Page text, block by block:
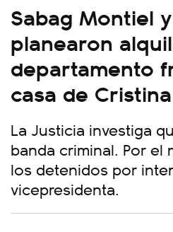
Sabag Montiel
planearon
departamento
casa de
La Justicia investiga
banda criminal. Por el
los detenidos por
vicepresidenta.